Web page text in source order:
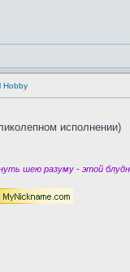
Hobby
исполнении)
шею разуму - этой